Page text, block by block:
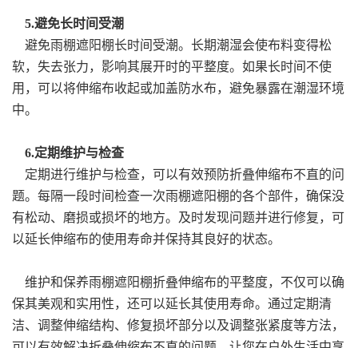
5.避免长时间受潮
避免雨棚遮阳棚长时间受潮。长期潮湿会使布料变得松
软，失去张力，影响其展开时的平整度。如果长时间不使
用，可以将伸缩布收起或加盖防水布，避免暴露在潮湿环境
中。
6.定期维护与检查
定期进行维护与检查，可以有效预防折叠伸缩布不直的问
题。每隔一段时间检查一次雨棚遮阳棚的各个部件，确保没
有松动、磨损或损坏的地方。及时发现问题并进行修复，可
以延长伸缩布的使用寿命并保持其良好的状态。
维护和保养雨棚遮阳棚折叠伸缩布的平整度，不仅可以确
保其美观和实用性，还可以延长其使用寿命。通过定期清
洁、调整伸缩结构、修复损坏部分以及调整张紧度等方法，